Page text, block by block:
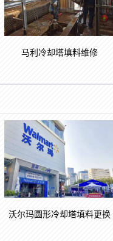
马利冷却塔填料维修
沃尔玛圆形冷却塔填料更换